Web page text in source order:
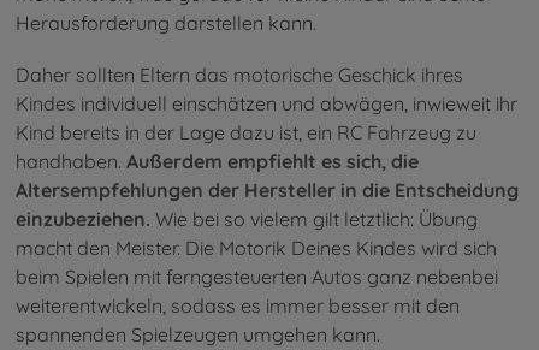
Herausforderung darstellen kann.
Daher sollten Eltern das motorische Geschick ihres
Kindes individuell einschätzen und abwägen, inwieweit ihr
Kind bereits in der Lage dazu ist, ein RC Fahrzeug zu
handhaben. Außerdem empfiehlt es sich, die
Altersempfehlungen der Hersteller in die Entscheidung
einzubeziehen. Wie bei so vielem gilt letztlich: Übung
macht den Meister. Die Motorik Deines Kindes wird sich
beim Spielen mit ferngesteuerten Autos ganz nebenbei
weiterentwickeln, sodass es immer besser mit den
spannenden Spielzeugen umgehen kann.